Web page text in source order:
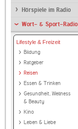
Hörspiele im Radio
Wort- & Sport-Radio
Lifestyle & Freizeit
Bildung
Ratgeber
Reisen
Essen & Trinken
Gesundheit, Wellness
& Beauty
Kino
Leben & Liebe